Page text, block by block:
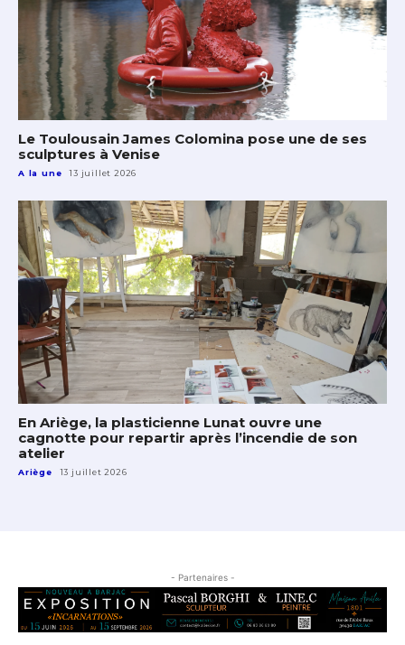
Le Toulousain James Colomina pose une de ses
sculptures à Venise
A la une 13 juillet 2026
En Ariège, la plasticienne Lunat ouvre une
cagnotte pour repartir après l’incendie de son
atelier
Ariège 13 juillet 2026
- Partenaires -